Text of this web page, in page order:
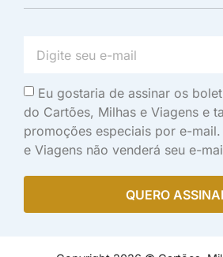
Eu gostaria de assinar os
do Cartões, Milhas e Viagens e
promoções especiais por e-
e Viagens não venderá seu e-
QUERO